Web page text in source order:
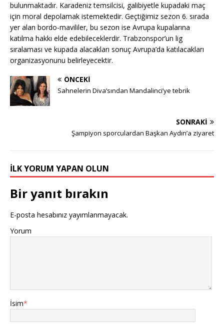
bulunmaktadır. Karadeniz temsilcisi, galibiyetle kupadaki maç
için moral depolamak istemektedir. Geçtiğimiz sezon 6. sırada
yer alan bordo-mavililer, bu sezon ise Avrupa kupalarına
katılma hakkı elde edebileceklerdir. Trabzonspor’un lig
sıralaması ve kupada alacakları sonuç Avrupa’da katılacakları
organizasyonunu belirleyecektir.
ÖNCEKI
Sahnelerin Diva’sından Mandalinci’ye tebrik
SONRAKI
Şampiyon sporculardan Başkan Aydın’a ziyaret
İLK YORUM YAPAN OLUN
Bir yanıt bırakın
E-posta hesabınız yayımlanmayacak.
Yorum
İsim*